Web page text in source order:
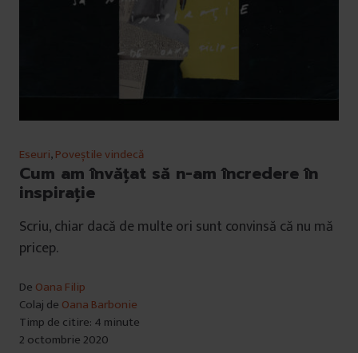
Eseuri,Poveștile vindecă
Cum am învățat să n-am încredere în
inspirație
Scriu, chiar dacă de multe ori sunt convinsă că nu mă
pricep.
De Oana Filip
Colaj de Oana Barbonie
Timp de citire: 4 minute
2 octombrie 2020